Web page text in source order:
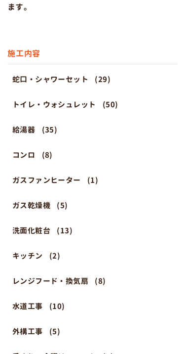
ます。
施工内容
蛇口・シャワーセット (29)
トイレ・ウォシュレット (50)
給湯器 (35)
コンロ (8)
ガスファンヒーター (1)
ガス乾燥機 (5)
洗面化粧台 (13)
キッチン (2)
レンジフード・換気扇 (8)
水道工事 (10)
外構工事 (5)